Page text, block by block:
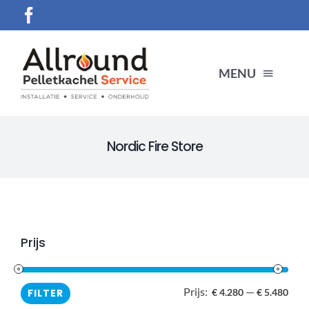
naar
inhoud
MENU
CONTACT
Nordic Fire Store
Prijs
Min.
FILTER Prijs: € 4.280 — € 5.480